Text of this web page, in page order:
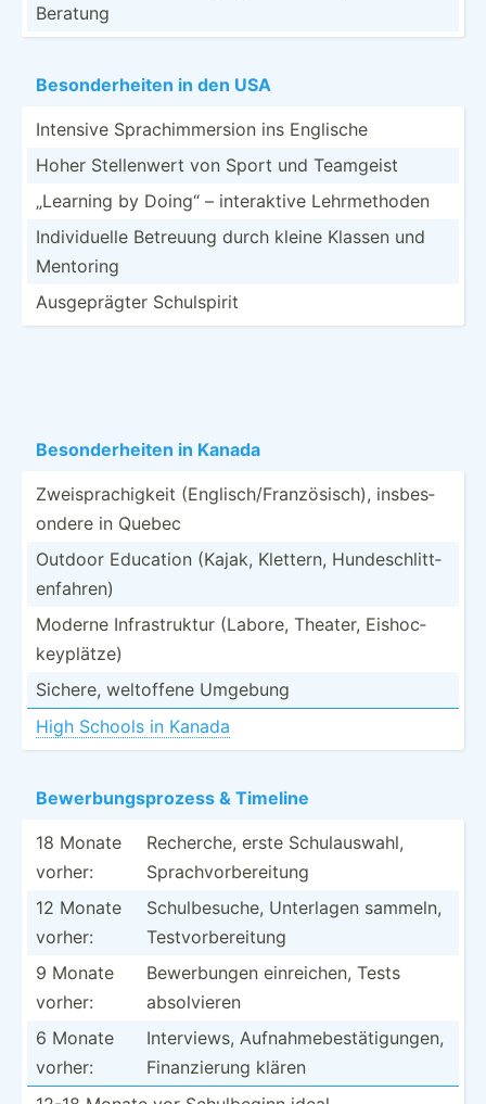
Beratung
Besond­erh­eiten in den USA
Intensive Sprach­imm­ersion ins Englische
Hoher Stelle­nwert von Sport und Teamgeist
„Learning by Doing“ – intera­ktive Lehrme­thoden
Indivi­duelle Betreuung durch kleine Klassen und
Mentoring
Ausgep­rägter Schuls­pirit
Besond­erh­eiten in Kanada
Zweisp­rac­higkeit (Engli­sch­/Fr­anz­ösi­sch), insbes­
ondere in Quebec
Outdoor Education (Kajak, Klettern, Hundes­chl­itt­
enf­ahren)
Moderne Infras­truktur (Labore, Theater, Eishoc­
key­plätze)
Sichere, weltoffene Umgebung
High Schools in Kanada
Bewerb­ung­spr­ozess & Timeline
18 Monate
vorher:
Recherche, erste Schula­uswahl,
Sprach­vor­ber­eitung
12 Monate
vorher:
Schulb­esuche, Unterlagen sammeln,
Testvo­rbe­reitung
9 Monate
vorher:
Bewerb­ungen einrei­chen, Tests
absolv­ieren
6 Monate
vorher:
Interv­iews, Aufnah­meb­est­äti­gungen,
Finanz­ierung klären